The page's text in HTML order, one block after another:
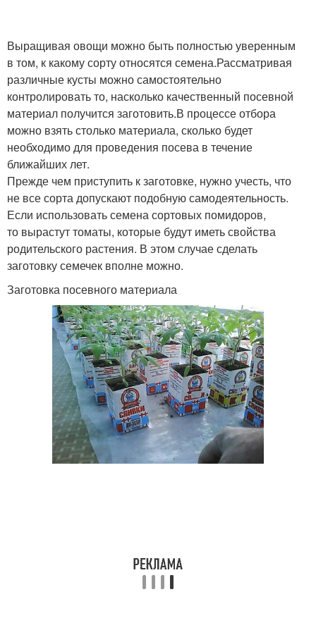
Выращивая овощи можно быть полностью уверенным
в том, к какому сорту относятся семена.Рассматривая
различные кусты можно самостоятельно
контролировать то, насколько качественный посевной
материал получится заготовить.В процессе отбора
можно взять столько материала, сколько будет
необходимо для проведения посева в течение
ближайших лет.
Прежде чем приступить к заготовке, нужно учесть, что
не все сорта допускают подобную самодеятельность.
Если использовать семена сортовых помидоров,
то вырастут томаты, которые будут иметь свойства
родительского растения. В этом случае сделать
заготовку семечек вполне можно.
Заготовка посевного материала